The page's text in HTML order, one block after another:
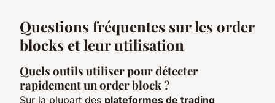
Questions fréquentes sur les order
blocks et leur utilisation
Quels outils utiliser pour détecter
rapidement un order block ?
Sur la plupart des plateformes de trading